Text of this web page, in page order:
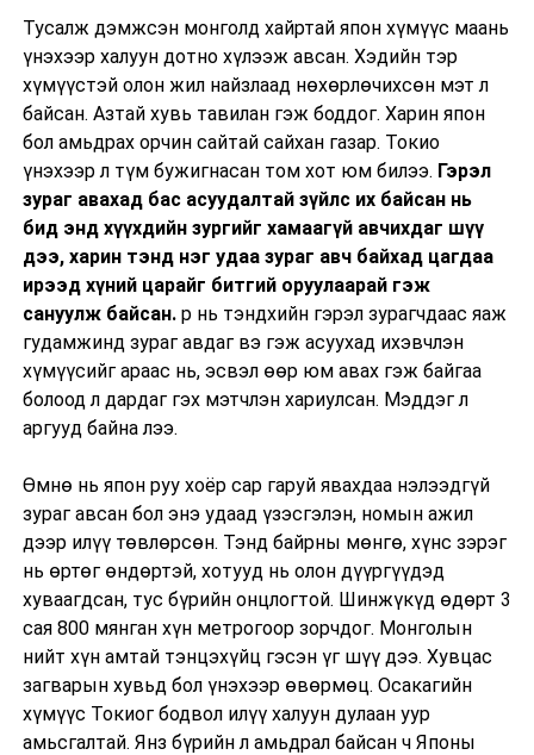
Тусалж дэмжсэн монголд хайртай япон хүмүүс маань
үнэхээр халуун дотно хүлээж авсан. Хэдийн тэр
хүмүүстэй олон жил найзлаад нөхөрлөчихсөн мэт л
байсан. Азтай хувь тавилан гэж боддог. Харин япон
бол амьдрах орчин сайтай сайхан газар. Токио
үнэхээр л түм бужигнасан том хот юм билээ. Гэрэл
зураг авахад бас асуудалтай зүйлс их байсан нь
бид энд хүүхдийн зургийг хамаагүй авчихдаг шүү
дээ, харин тэнд нэг удаа зураг авч байхад цагдаа
ирээд хүний царайг битгий оруулаарай гэж
сануулж байсан. р нь тэндхийн гэрэл зурагчдаас яаж
гудамжинд зураг авдаг вэ гэж асуухад ихэвчлэн
хүмүүсийг араас нь, эсвэл өөр юм авах гэж байгаа
болоод л дардаг гэх мэтчлэн хариулсан. Мэддэг л
аргууд байна лээ.
Өмнө нь япон руу хоёр сар гаруй явахдаа нэлээдгүй
зураг авсан бол энэ удаад үзэсгэлэн, номын ажил
дээр илүү төвлөрсөн. Тэнд байрны мөнгө, хүнс зэрэг
нь өртөг өндөртэй, хотууд нь олон дүүргүүдэд
хуваагдсан, тус бүрийн онцлогтой. Шинжүкүд өдөрт 3
сая 800 мянган хүн метрогоор зорчдог. Монголын
нийт хүн амтай тэнцэхүйц гэсэн үг шүү дээ. Хувцас
загварын хувьд бол үнэхээр өвөрмөц. Осакагийн
хүмүүс Токиог бодвол илүү халуун дулаан уур
амьсгалтай. Янз бүрийн л амьдрал байсан ч Японы